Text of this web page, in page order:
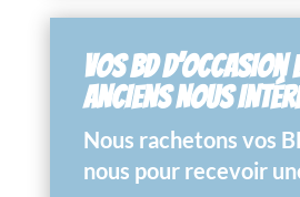
VOS BD D’OCCASION
ANCIENS NOUS
Nous rachetons vos
nous pour recevoir